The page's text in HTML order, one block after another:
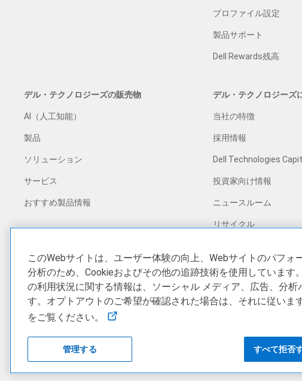
プロファイル設定
製品サポート
Dell Rewards残高
デル・テクノロジーズの販売物
AI（人工知能）
製品
ソリューション
サービス
おすすめ製品情報
デル・テクノロジーズ
当社の特徴
採用情報
Dell Technologies
投資家向け情報
ニュースルーム
リサイクル
お客様の事例
Dell Technologies ビジネス向けDellプレミア
Copyright © 2026 Dell Inc. 個人情報保護方針
特定商取引法に基づく表記 (個人のお客様) 該非判定書のご提供につ
このWebサイトは、ユーザー体験の向上、Webサイトのパフォ
分析のため、Cookieおよびその他の追跡技術を使用しています
の利用状況に関する情報は、ソーシャル メディア、広告、分析
す。オプトアウトのご希望が確認された場合は、それに従いま
をご覧ください。
管理する すべて拒否